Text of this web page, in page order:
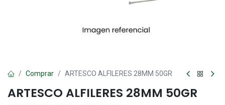
Comprar ARTESCO ALFILERES 28MM 50GR
ARTESCO ALFILERES 28MM 50GR